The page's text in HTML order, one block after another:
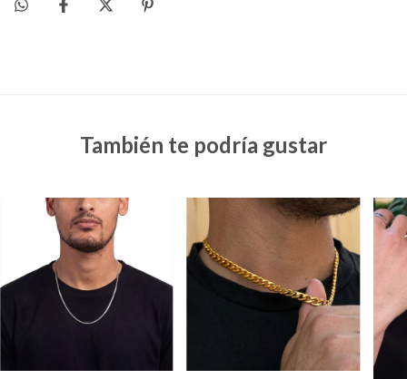
También te podría gustar